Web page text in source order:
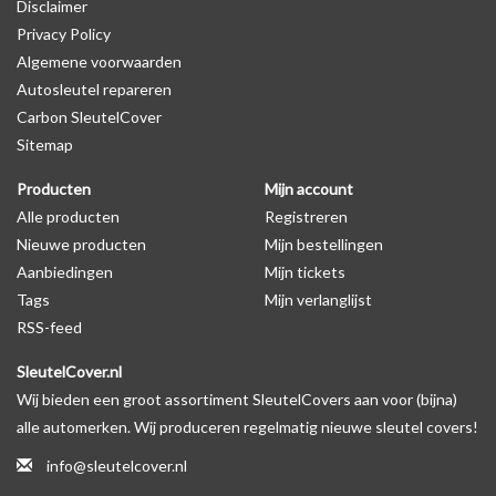
autosleutel behuizing wel zichtbaar is. U kunt dit zelf nagaan door
op de productfoto te kijken of er een logo zichtbaar is.
Levering
Voor 16:00 besteld = Dezelfde dag verzonden
Verzending naar België: 1/3 werkdagen
Specificaties
Merk: SleutelCover
Geschikt voor: Volkswagen
Gewicht: 20g
Materiaal: Siliconen
Geschikt voor o.a. de volgende modellen:
* Afhankelijk van het bouwjaar
voorbeeld in de productfoto's
Disclaimer
Privacy Policy
Algemene voorwaarden
Autosleutel repareren
Carbon SleutelCover
Sitemap
Producten
Alle producten
Nieuwe producten
Aanbiedingen
Tags
RSS-feed
Mijn account
Registreren
Mijn bestellingen
Mijn tickets
Mijn verlanglijst
SleutelCover.nl
Wij bieden een groot assortiment SleutelCovers aan voor (bijna)
alle automerken. Wij produceren regelmatig nieuwe sleutel covers!
info@sleutelcover.nl